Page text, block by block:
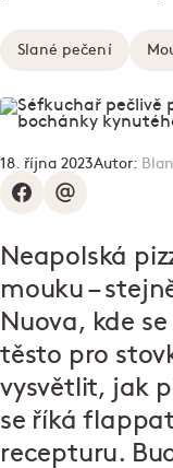
Slané pečení
18. října 2023Autor:
Neapolská
mouku –
Nuova, kde
těsto pro
vysvětlit, jak
se říká
recepturu.